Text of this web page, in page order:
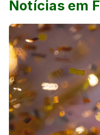
Notícias em